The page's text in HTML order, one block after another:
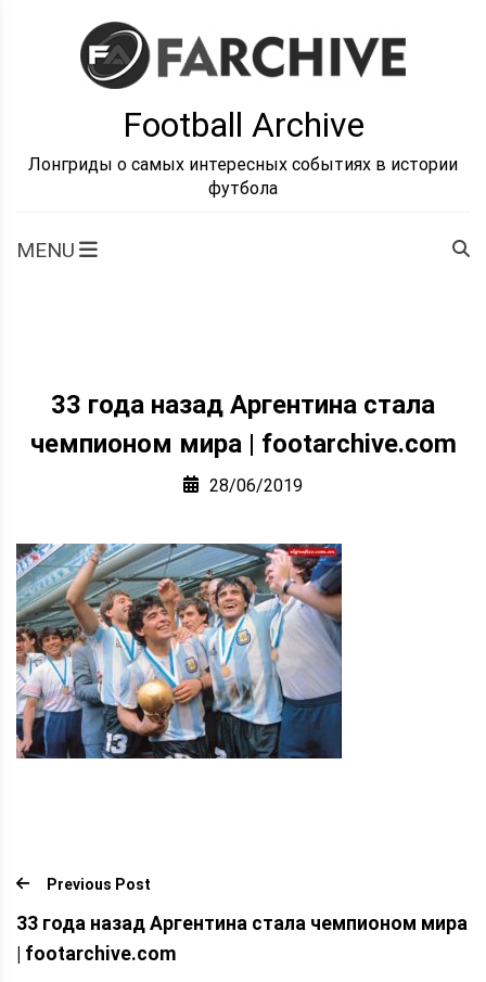
Football Archive
Лонгриды о самых интересных событиях в истории
футбола
MENU
33 года назад Аргентина стала
чемпионом мира | footarchive.com
28/06/2019
Previous Post
33 года назад Аргентина стала чемпионом мира
| footarchive.com